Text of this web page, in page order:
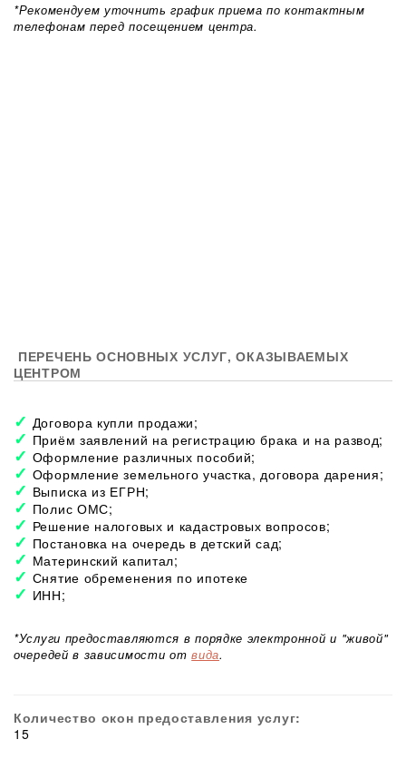
*Рекомендуем уточнить график приема по контактным
телефонам перед посещением центра.
ПЕРЕЧЕНЬ ОСНОВНЫХ УСЛУГ, ОКАЗЫВАЕМЫХ
ЦЕНТРОМ
Договора купли продажи;
Приём заявлений на регистрацию брака и на развод;
Оформление различных пособий;
Оформление земельного участка, договора дарения;
Выписка из ЕГРН;
Полис ОМС;
Решение налоговых и кадастровых вопросов;
Постановка на очередь в детский сад;
Материнский капитал;
Снятие обременения по ипотеке
ИНН;
*Услуги предоставляются в порядке электронной и "живой"
очередей в зависимости отвида.
Количество окон предоставления услуг:
15